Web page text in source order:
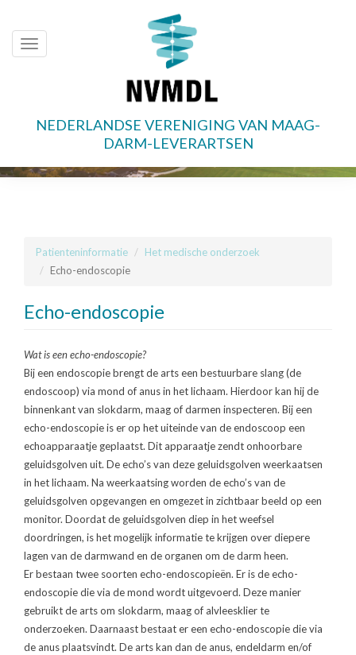
naar
Toggle
NEDERLANDSE VERENIGING VAN MAAG-
DARM-LEVERARTSEN
Patienteninformatie
Het medische onderzoek
Echo-endoscopie
Echo-endoscopie
Wat is een echo-endoscopie?
Bij een endoscopie brengt de arts een bestuurbare slang (de
endoscoop) via mond of anus in het lichaam. Hierdoor kan hij de
binnenkant van slokdarm, maag of darmen inspecteren. Bij een
echo-endoscopie is er op het uiteinde van de endoscoop een
echoapparaatje geplaatst. Dit apparaatje zendt onhoorbare
geluidsgolven uit. De echo’s van deze geluidsgolven weerkaatsen
in het lichaam. Na weerkaatsing worden de echo’s van de
geluidsgolven opgevangen en omgezet in zichtbaar beeld op een
monitor. Doordat de geluidsgolven diep in het weefsel
doordringen, is het mogelijk informatie te krijgen over diepere
lagen van de darmwand en de organen om de darm heen.
Er bestaan twee soorten echo-endoscopieën. Er is de echo-
endoscopie die via de mond wordt uitgevoerd. Deze manier
gebruikt de arts om slokdarm, maag of alvleesklier te
onderzoeken. Daarnaast bestaat er een echo-endoscopie die via
de anus plaatsvindt. De arts kan dan de anus, endeldarm en/of